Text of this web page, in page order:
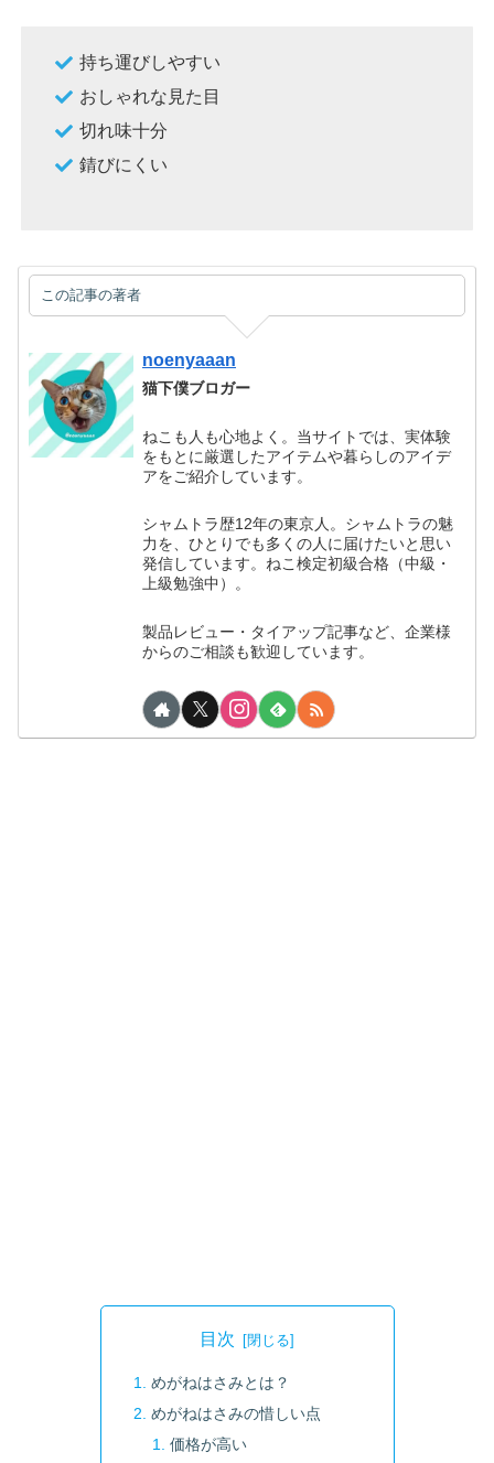
持ち運びしやすい
おしゃれな見た目
切れ味十分
錆びにくい
この記事の著者
noenyaaan
猫下僕ブロガー
ねこも人も心地よく。当サイトでは、実体験
をもとに厳選したアイテムや暮らしのアイデ
アをご紹介しています。
シャムトラ歴12年の東京人。シャムトラの魅
力を、ひとりでも多くの人に届けたいと思い
発信しています。ねこ検定初級合格（中級・
上級勉強中）。
製品レビュー・タイアップ記事など、企業様
からのご相談も歓迎しています。
目次
めがねはさみとは？
めがねはさみの惜しい点
価格が高い